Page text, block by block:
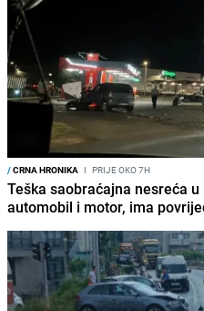
/CRNA HRONIKA I PRIJE OKO 7H
Teška saobraćajna nesreća
automobil i motor, ima